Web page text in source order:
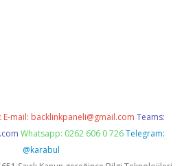
E-mail: backlinkpaneli@gmail.com Teams:
Whatsapp: 0262 606 0 726 Telegram:
@karabul